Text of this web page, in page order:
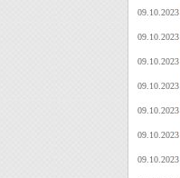
09.10.2023
09.10.2023
09.10.2023
09.10.2023
09.10.2023
09.10.2023
09.10.2023